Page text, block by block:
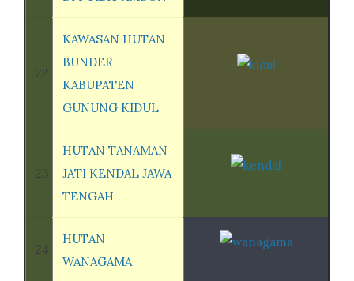
22
KAWASAN HUTAN
BUNDER
KABUPATEN
GUNUNG KIDUL
23
HUTAN TANAMAN
JATI KENDAL JAWA
TENGAH
24
HUTAN
WANAGAMA